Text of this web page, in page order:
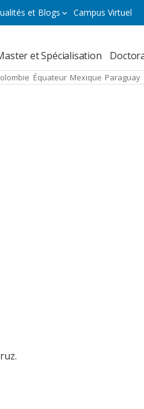
et Blogs Campus Virtuel
et Spécialisation
Équateur Mexique Paraguay